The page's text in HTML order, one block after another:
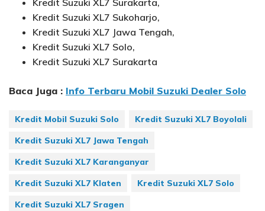
Kredit Suzuki XL7 Surakarta,
Kredit Suzuki XL7 Sukoharjo,
Kredit Suzuki XL7 Jawa Tengah,
Kredit Suzuki XL7 Solo,
Kredit Suzuki XL7 Surakarta
Baca Juga : Info Terbaru Mobil Suzuki Dealer Solo
Kredit Mobil Suzuki Solo
Kredit Suzuki XL7 Boyolali
Kredit Suzuki XL7 Jawa Tengah
Kredit Suzuki XL7 Karanganyar
Kredit Suzuki XL7 Klaten
Kredit Suzuki XL7 Solo
Kredit Suzuki XL7 Sragen